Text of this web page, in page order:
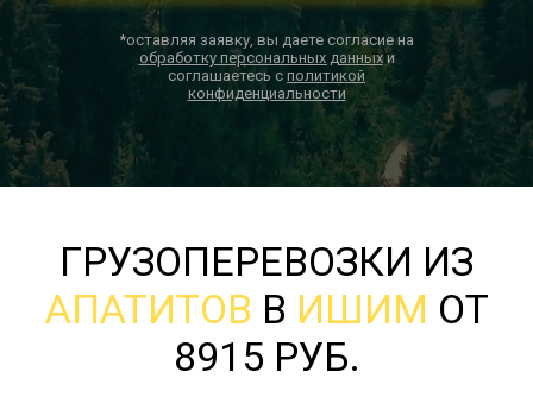
*оставляя заявку, вы даете согласие на
обработку персональных данныхи
соглашаетесь с политикой
конфиденциальности
ГРУЗОПЕРЕВОЗКИ ИЗ
АПАТИТОВ В ИШИМ ОТ
8915 РУБ.